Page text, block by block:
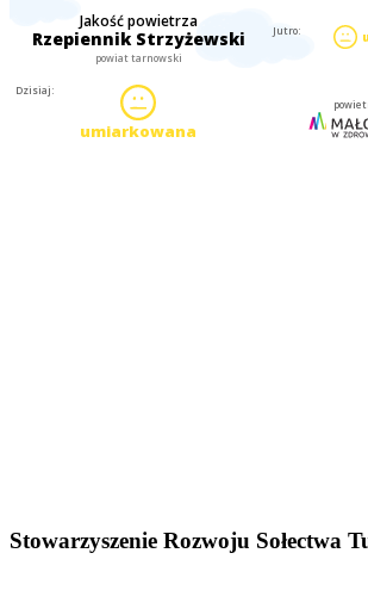
Stowarzyszenie Rozwoju Sołectwa